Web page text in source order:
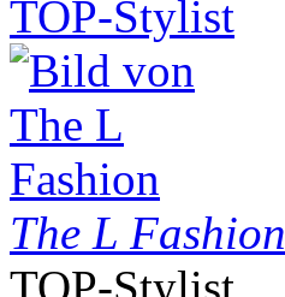
TOP-Stylist
The L Fashion
TOP-Stylist